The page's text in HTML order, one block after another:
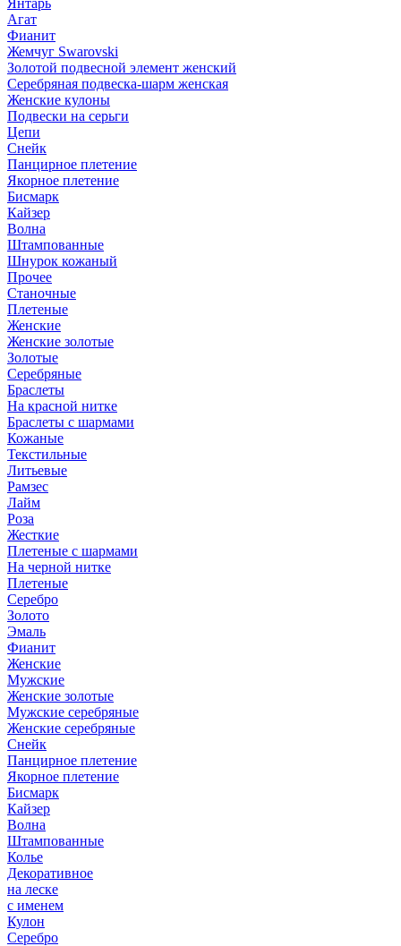
Янтарь
Агат
Фианит
Жемчуг Swarovski
Золотой подвесной элемент женcкий
Серебряная подвеска-шарм женская
Женские кулоны
Подвески на серьги
Цепи
Снейк
Панцирное плетение
Якорное плетение
Бисмарк
Кайзер
Волна
Штампованные
Шнурок кожаный
Прочее
Станочные
Плетеные
Женские
Женские золотые
Золотые
Серебряные
Браслеты
На красной нитке
Браслеты с шармами
Кожаные
Текстильные
Литьевые
Рамзес
Лайм
Роза
Жесткие
Плетеные с шармами
На черной нитке
Плетеные
Серебро
Золото
Эмаль
Фианит
Женские
Мужские
Женские золотые
Мужские серебряные
Женские серебряные
Снейк
Панцирное плетение
Якорное плетение
Бисмарк
Кайзер
Волна
Штампованные
Колье
Декоративное
на леске
с именем
Кулон
Серебро